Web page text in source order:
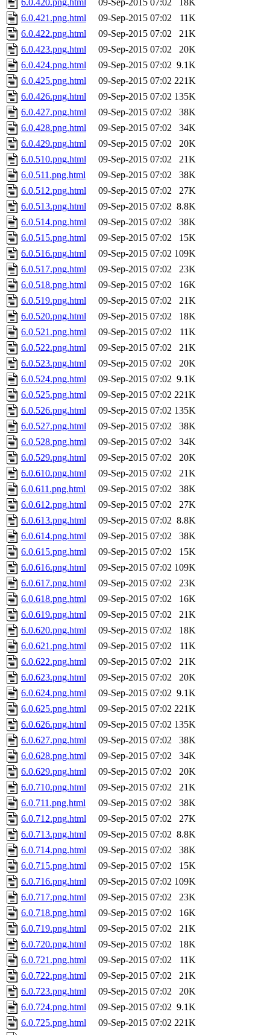
6.0.420.png.html
09-Sep-2015 07:02
18K
6.0.421.png.html
09-Sep-2015 07:02
11K
6.0.422.png.html
09-Sep-2015 07:02
21K
6.0.423.png.html
09-Sep-2015 07:02
20K
6.0.424.png.html
09-Sep-2015 07:02 9.1K
6.0.425.png.html
09-Sep-2015 07:02 221K
6.0.426.png.html
09-Sep-2015 07:02 135K
6.0.427.png.html
09-Sep-2015 07:02
38K
6.0.428.png.html
09-Sep-2015 07:02
34K
6.0.429.png.html
09-Sep-2015 07:02
20K
6.0.510.png.html
09-Sep-2015 07:02
21K
6.0.511.png.html
09-Sep-2015 07:02
38K
6.0.512.png.html
09-Sep-2015 07:02
27K
6.0.513.png.html
09-Sep-2015 07:02 8.8K
6.0.514.png.html
09-Sep-2015 07:02
38K
6.0.515.png.html
09-Sep-2015 07:02
15K
6.0.516.png.html
09-Sep-2015 07:02 109K
6.0.517.png.html
09-Sep-2015 07:02
23K
6.0.518.png.html
09-Sep-2015 07:02
16K
6.0.519.png.html
09-Sep-2015 07:02
21K
6.0.520.png.html
09-Sep-2015 07:02
18K
6.0.521.png.html
09-Sep-2015 07:02
11K
6.0.522.png.html
09-Sep-2015 07:02
21K
6.0.523.png.html
09-Sep-2015 07:02
20K
6.0.524.png.html
09-Sep-2015 07:02 9.1K
6.0.525.png.html
09-Sep-2015 07:02 221K
6.0.526.png.html
09-Sep-2015 07:02 135K
6.0.527.png.html
09-Sep-2015 07:02
38K
6.0.528.png.html
09-Sep-2015 07:02
34K
6.0.529.png.html
09-Sep-2015 07:02
20K
6.0.610.png.html
09-Sep-2015 07:02
21K
6.0.611.png.html
09-Sep-2015 07:02
38K
6.0.612.png.html
09-Sep-2015 07:02
27K
6.0.613.png.html
09-Sep-2015 07:02 8.8K
6.0.614.png.html
09-Sep-2015 07:02
38K
6.0.615.png.html
09-Sep-2015 07:02
15K
6.0.616.png.html
09-Sep-2015 07:02 109K
6.0.617.png.html
09-Sep-2015 07:02
23K
6.0.618.png.html
09-Sep-2015 07:02
16K
6.0.619.png.html
09-Sep-2015 07:02
21K
6.0.620.png.html
09-Sep-2015 07:02
18K
6.0.621.png.html
09-Sep-2015 07:02
11K
6.0.622.png.html
09-Sep-2015 07:02
21K
6.0.623.png.html
09-Sep-2015 07:02
20K
6.0.624.png.html
09-Sep-2015 07:02 9.1K
6.0.625.png.html
09-Sep-2015 07:02 221K
6.0.626.png.html
09-Sep-2015 07:02 135K
6.0.627.png.html
09-Sep-2015 07:02
38K
6.0.628.png.html
09-Sep-2015 07:02
34K
6.0.629.png.html
09-Sep-2015 07:02
20K
6.0.710.png.html
09-Sep-2015 07:02
21K
6.0.711.png.html
09-Sep-2015 07:02
38K
6.0.712.png.html
09-Sep-2015 07:02
27K
6.0.713.png.html
09-Sep-2015 07:02 8.8K
6.0.714.png.html
09-Sep-2015 07:02
38K
6.0.715.png.html
09-Sep-2015 07:02
15K
6.0.716.png.html
09-Sep-2015 07:02 109K
6.0.717.png.html
09-Sep-2015 07:02
23K
6.0.718.png.html
09-Sep-2015 07:02
16K
6.0.719.png.html
09-Sep-2015 07:02
21K
6.0.720.png.html
09-Sep-2015 07:02
18K
6.0.721.png.html
09-Sep-2015 07:02
11K
6.0.722.png.html
09-Sep-2015 07:02
21K
6.0.723.png.html
09-Sep-2015 07:02
20K
6.0.724.png.html
09-Sep-2015 07:02 9.1K
6.0.725.png.html
09-Sep-2015 07:02 221K